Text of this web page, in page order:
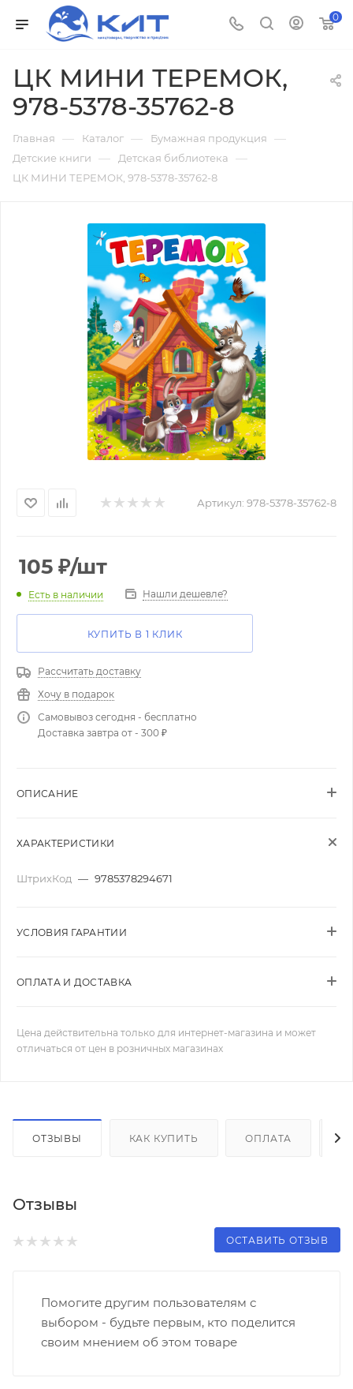
0
ЦК МИНИ ТЕРЕМОК,
978-5378-35762-8
Главная — Каталог — Бумажная продукция —
Детские книги — Детская библиотека —
ЦК МИНИ ТЕРЕМОК, 978-5378-35762-8
Артикул: 978-5378-35762-8
105 ₽/шт
Есть в наличии Нашли дешевле?
КУПИТЬ В 1 КЛИК
Рассчитать доставку
Хочу в подарок
Самовывоз сегодня - бесплатно
Доставка завтра от - 300 ₽
ОПИСАНИЕ
ХАРАКТЕРИСТИКИ
ШтрихКод — 9785378294671
УСЛОВИЯ ГАРАНТИИ
ОПЛАТА И ДОСТАВКА
Цена действительна только для интернет-магазина и может
отличаться от цен в розничных магазинах
ОТЗЫВЫ КАК КУПИТЬ ОПЛАТА
Отзывы
ОСТАВИТЬ ОТЗЫВ
Помогите другим пользователям с
выбором - будьте первым, кто поделится
своим мнением об этом товаре